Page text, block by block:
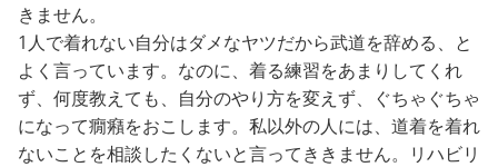
きません。
1人で着れない自分はダメなヤツだから武道を辞める、と
よく言っています。なのに、着る練習をあまりしてくれ
ず、何度教えても、自分のやり方を変えず、ぐちゃぐちゃ
になって癇癪をおこします。私以外の人には、道着を着れ
ないことを相談したくないと言ってききません。リハビリ